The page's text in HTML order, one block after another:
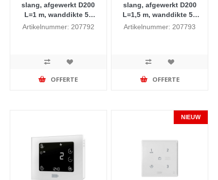
slang, afgewerkt D200
L=1 m, wanddikte 50
mm
Artikelnummer: 207792
OFFERTE
slang, afgewerkt D200
L=1,5 m, wanddikte 50
mm
Artikelnummer: 207793
OFFERTE
NIEUW